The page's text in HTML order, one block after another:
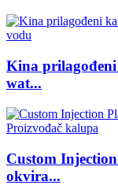
Kina
wat...
Custom
okvira...